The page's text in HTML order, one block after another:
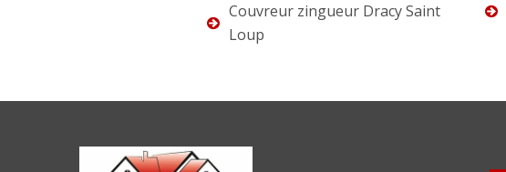
Couvreur zingueur Dracy Saint
Loup